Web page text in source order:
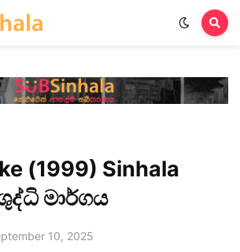
(1999) Sinhala
මාර්ගය
10, 2025